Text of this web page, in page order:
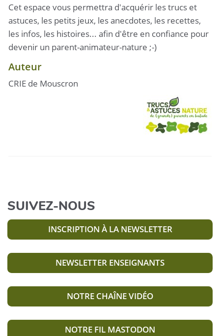
Cet espace vous permettra d'acquérir les trucs et
astuces, les petits jeux, les anecdotes, les recettes,
les infos, les histoires... afin d'être en confiance pour
devenir un parent-animateur-nature ;-)
Auteur
CRIE de Mouscron
SUIVEZ-NOUS
INSCRIPTION À LA NEWSLETTER
NEWSLETTER ENSEIGNANTS
NOTRE CHAÎNE VIDÉO
NOTRE FIL MASTODON